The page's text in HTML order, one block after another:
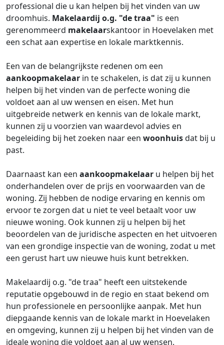
professional die u kan helpen bij het vinden van uw
droomhuis. Makelaardij o.g. "de traa" is een
gerenommeerd makelaarskantoor in Hoevelaken met
een schat aan expertise en lokale marktkennis.
Een van de belangrijkste redenen om een
aankoopmakelaar in te schakelen, is dat zij u kunnen
helpen bij het vinden van de perfecte woning die
voldoet aan al uw wensen en eisen. Met hun
uitgebreide netwerk en kennis van de lokale markt,
kunnen zij u voorzien van waardevol advies en
begeleiding bij het zoeken naar een woonhuisdat bij u
past.
Daarnaast kan een aankoopmakelaar u helpen bij het
onderhandelen over de prijs en voorwaarden van de
woning. Zij hebben de nodige ervaring en kennis om
ervoor te zorgen dat u niet te veel betaalt voor uw
nieuwe woning. Ook kunnen zij u helpen bij het
beoordelen van de juridische aspecten en het uitvoeren
van een grondige inspectie van de woning, zodat u met
een gerust hart uw nieuwe huis kunt betrekken.
Makelaardij o.g. "de traa" heeft een uitstekende
reputatie opgebouwd in de regio en staat bekend om
hun professionele en persoonlijke aanpak. Met hun
diepgaande kennis van de lokale markt in Hoevelaken
en omgeving, kunnen zij u helpen bij het vinden van de
ideale woning die voldoet aan al uw wensen.